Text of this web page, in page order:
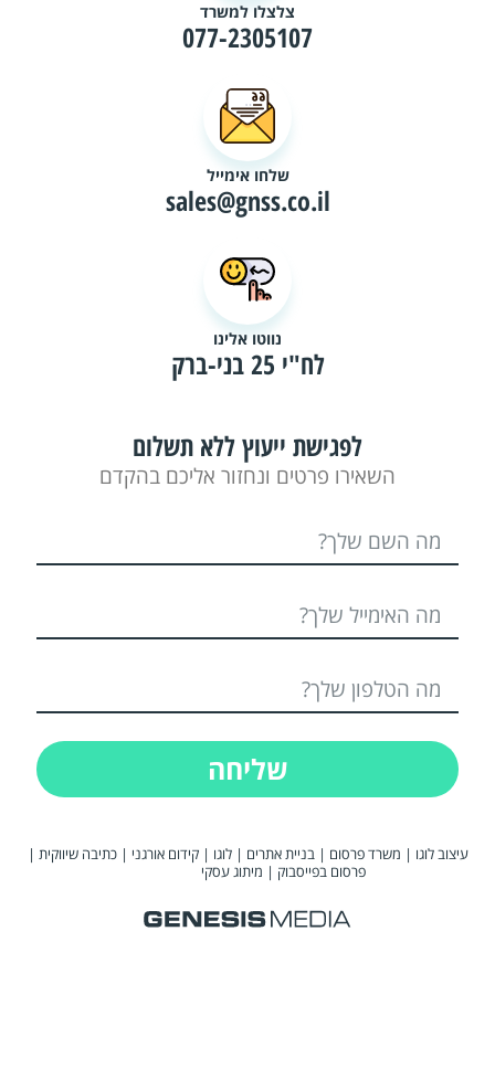
צלצלו למשרד
077-2305107
שלחו אימייל
sales@gnss.co.il
נווטו אלינו
לח"י 25 בני-ברק
לפגישת ייעוץ ללא תשלום
השאירו פרטים ונחזור אליכם בהקדם
שליחה
עיצוב לוגו | משרד פרסום |בניית אתרים |לוגו |קידום אורגני |כתיבה שיווקית |
פרסום בפייסבוק | מיתוג עסקי